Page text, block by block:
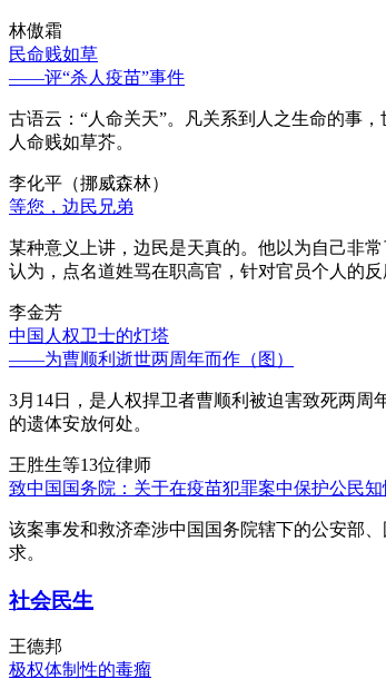
林傲霜
民命贱如草
——评“杀人疫苗”事件
古语云：“人命关天”。凡关系到人之生命的事
人命贱如草芥。
李化平（挪威森林）
等您，边民兄弟
某种意义上讲，边民是天真的。他以为自己非
认为，点名道姓骂在职高官，针对官员个人的反
李金芳
中国人权卫士的灯塔
——为曹顺利逝世两周年而作（图）
3月14日，是人权捍卫者曹顺利被迫害致死两
的遗体安放何处。
王胜生等13位律师
致中国国务院：关于在疫苗犯罪案中保护公民
该案事发和救济牵涉中国国务院辖下的公安部
求。
社会民生
王德邦
极权体制性的毒瘤